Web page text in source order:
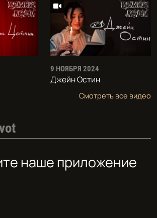
9 НОЯБРЯ 2024
Джейн Остин
Смотреть все видео
наше приложение